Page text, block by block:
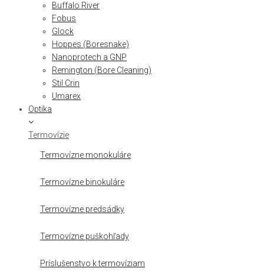
Buffalo River
Fobus
Glock
Hoppes (Boresnake)
Nanoprotech a GNP
Remington (Bore Cleaning)
Stil Crin
Umarex
Optika
Termovízie
Termovízne monokuláre
Termovízne binokuláre
Termovízne predsádky
Termovízne puškohľady
Príslušenstvo k termovíziam